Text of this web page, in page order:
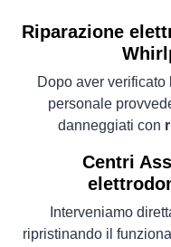
Riparazione
Dopo aver
personale
danneggiati con
Centri
Interveniamo
ripristinando il